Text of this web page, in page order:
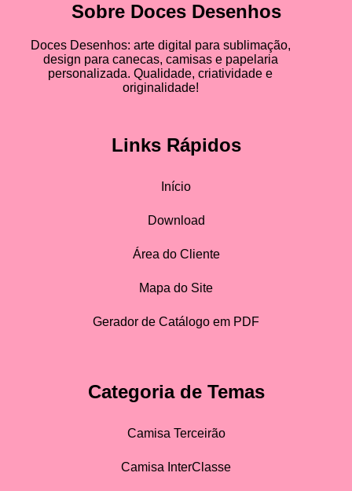
Sobre Doces Desenhos
Doces Desenhos: arte digital para sublimação,
design para canecas, camisas e papelaria
personalizada. Qualidade, criatividade e
originalidade!
Links Rápidos
Início
Download
Área do Cliente
Mapa do Site
Gerador de Catálogo em PDF
Categoria de Temas
Camisa Terceirão
Camisa InterClasse